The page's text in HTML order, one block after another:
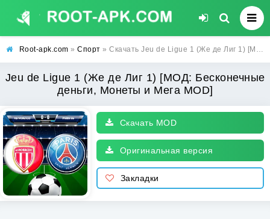
Root-apk.com » Спорт » Скачать Jeu de Ligue 1 (Же де Лиг 1) [МОД: Бесконечные деньги, Монеты и Мега MOD] | Взлом Jeu de Ligue 1 на Андроид
Jeu de Ligue 1 (Же де Лиг 1) [МОД: Бесконечные
деньги, Монеты и Мега MOD]
Скачать MOD
Оригинальная версия
Закладки